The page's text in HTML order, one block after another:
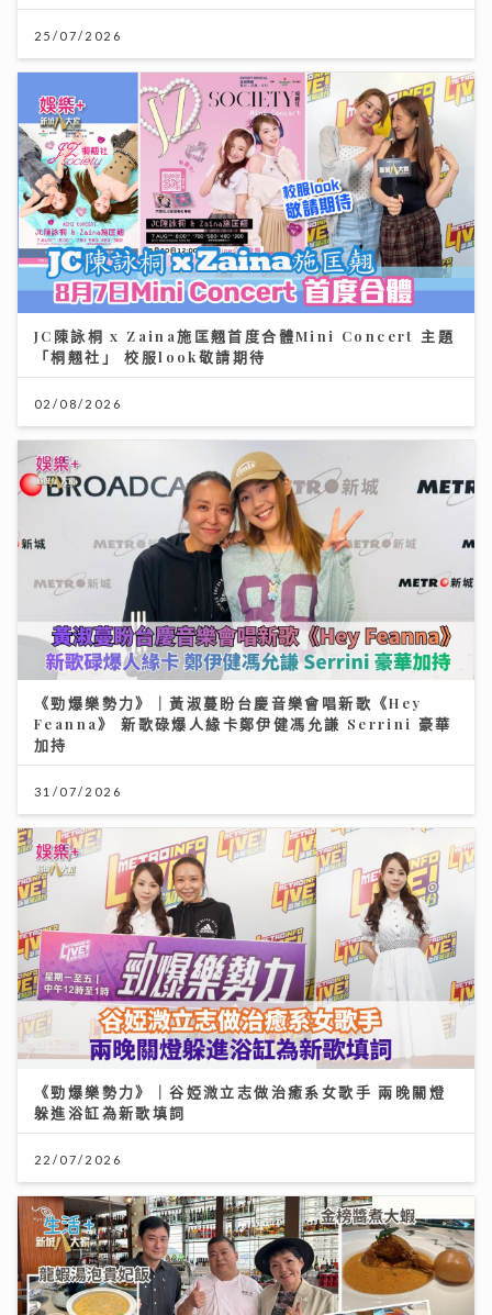
25/07/2026
JC陳詠桐 x Zaina施匡翹首度合體Mini Concert 主題
「桐翹社」 校服look敬請期待
02/08/2026
《勁爆樂勢力》｜黃淑蔓盼台慶音樂會唱新歌《Hey
Feanna》 新歌碌爆人緣卡鄭伊健馮允謙 Serrini 豪華
加持
31/07/2026
《勁爆樂勢力》｜谷婭溦立志做治癒系女歌手 兩晚關燈
躲進浴缸為新歌填詞
22/07/2026